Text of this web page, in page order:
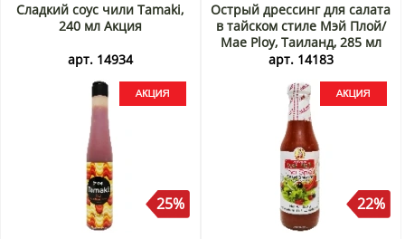
Сладкий соус чили Tamaki,
240 мл Акция
арт. 14934
25%
Острый дрессинг для салата
в тайcком стиле Мэй Плой/
Mae Ploy, Таиланд, 285 мл
Акция
арт. 14183
22%